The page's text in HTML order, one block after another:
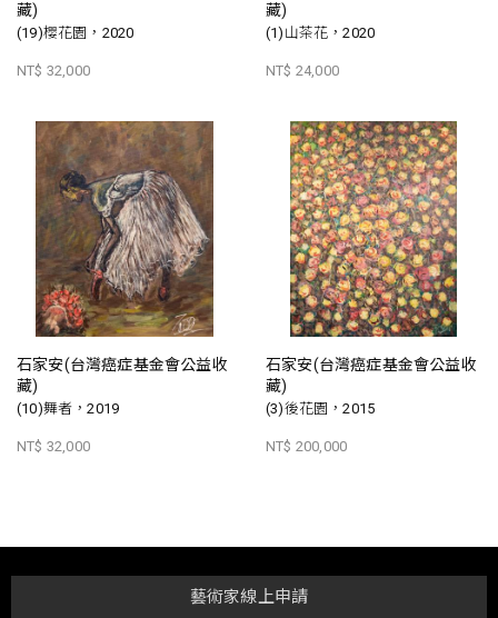
藏)
(19)櫻花園，2020
NT$ 32,000
藏)
(1)山茶花，2020
NT$ 24,000
石家安(台灣癌症基金會公益收
藏)
(10)舞者，2019
NT$ 32,000
石家安(台灣癌症基金會公益收
藏)
(3)後花園，2015
NT$ 200,000
藝術家線上申請